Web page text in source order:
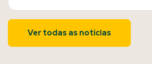
Ver todas as notícias